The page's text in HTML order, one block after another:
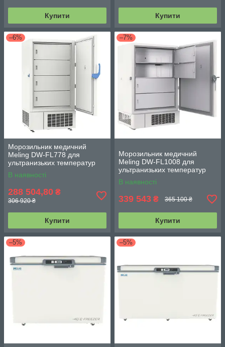
Купити Купити
–6%
Морозильник медичний
Meling DW-FL778 для
ультранизьких температур
778 л з моніторингом
температур -10...-40°С
В наявності
288 504,80 ₴
306 920 ₴
Купити
–7%
Морозильник медичний
Meling DW-FL1008 для
ультранизьких температур
1008 л з моніторингом
температур -10...-40°С
В наявності
339 543 ₴ 365 100 ₴
Купити
–5% –5%